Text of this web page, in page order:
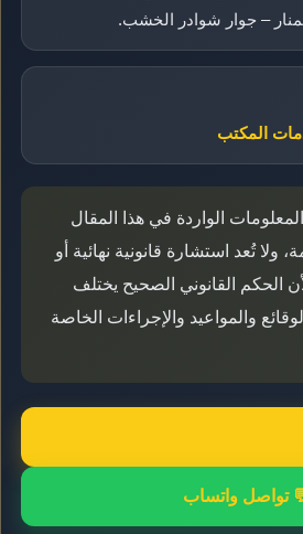
المكتب
الواردة في هذا المقال
ولا تُعد استشارة قانونية نهائية أو
الحكم القانوني الصحيح يختلف
والمواعيد والإجراءات الخاصة
تواصل واتساب